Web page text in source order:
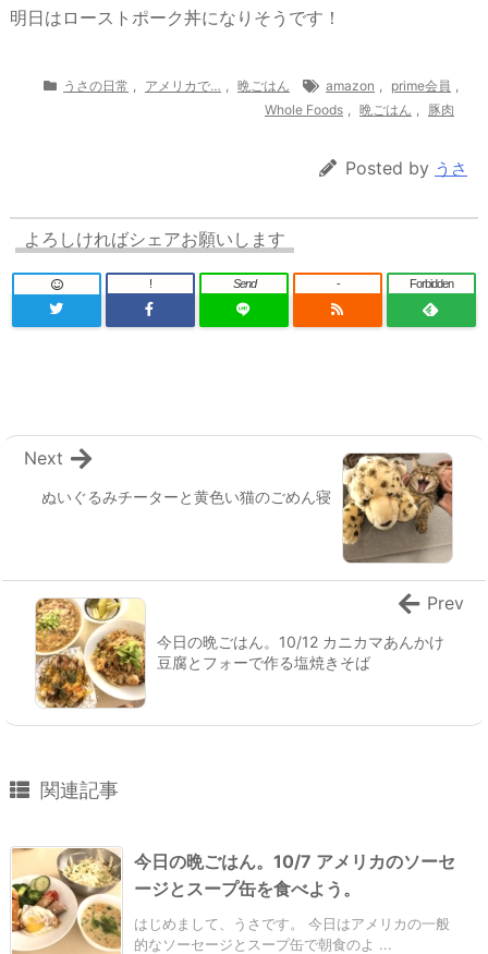
明日はローストポーク丼になりそうです！
うさの日常 アメリカで… 晩ごはん amazon prime会員
Whole Foods
晩ごはん 豚肉
Posted by うさ
よろしければシェアお願いします
! Send - Forbidden
ぬいぐるみチーターと黄色い猫のごめん寝
Next
今日の晩ごはん。10/12 カニカマあんかけ
豆腐とフォーで作る塩焼きそば
Prev
関連記事
今日の晩ごはん。10/7 アメリカのソーセ
ージとスープ缶を食べよう。
はじめまして、うさです。 今日はアメリカの一般
的なソーセージとスープ缶で朝食のよ ...